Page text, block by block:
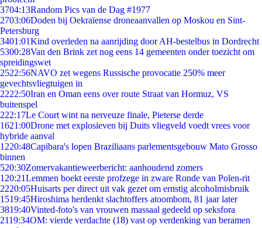
3704:13Random Pics van de Dag #1977
2703:06Doden bij Oekraïense droneaanvallen op Moskou en Sint-
Petersburg
3401:01Kind overleden na aanrijding door AH-bestelbus in Dordrecht
5300:28Van den Brink zet nog eens 14 gemeenten onder toezicht om
spreidingswet
2522:56NAVO zet wegens Russische provocatie 250% meer
gevechtsvliegtuigen in
2222:50Iran en Oman eens over route Straat van Hormuz, VS
buitenspel
222:17Le Court wint na nerveuze finale, Pieterse derde
1621:00Drone met explosieven bij Duits vliegveld voedt vrees voor
hybride aanval
1220:48Capibara's lopen Braziliaans parlementsgebouw Mato Grosso
binnen
520:30Zomervakantieweerbericht: aanhoudend zomers
1 20:21Lemmen boekt eerste profzege in zware Ronde van Polen-rit
2220:05Huisarts per direct uit vak gezet om ernstig alcoholmisbruik
1519:45Hiroshima herdenkt slachtoffers atoombom, 81 jaar later
3819:40Vinted-foto's van vrouwen massaal gedeeld op seksfora
2119:34OM: vierde verdachte (18) vast op verdenking van beramen